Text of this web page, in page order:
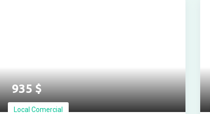
935$
Local Comercial